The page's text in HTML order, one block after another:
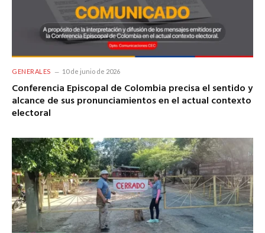
GENERALES 10 de junio de 2026
Conferencia Episcopal de Colombia precisa el sentido y
alcance de sus pronunciamientos en el actual contexto
electoral